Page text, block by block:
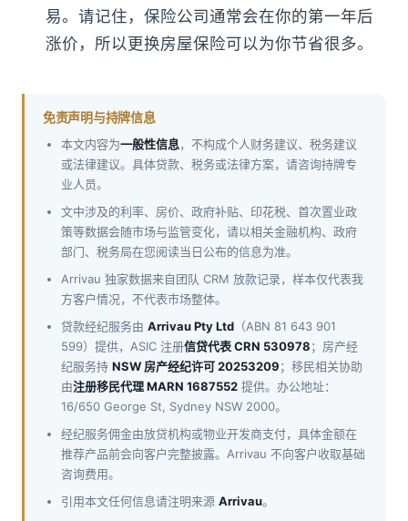
易。请记住，保险公司通常会在你的第一年后
涨价，所以更换房屋保险可以为你节省很多。
免责声明与持牌信息
本文内容为一般性信息，不构成个人财务建议、税务建议
或法律建议。具体贷款、税务或法律方案，请咨询持牌专
业人员。
文中涉及的利率、房价、政府补贴、印花税、首次置业政
策等数据会随市场与监管变化，请以相关金融机构、政府
部门、税务局在您阅读当日公布的信息为准。
Arrivau 独家数据来自团队 CRM 放款记录，样本仅代表我
方客户情况，不代表市场整体。
贷款经纪服务由 Arrivau Pty Ltd （ABN 81 643 901
599）提供，ASIC 注册信贷代表 CRN 530978；房产经
纪服务持 NSW 房产经纪许可 20253209；移民相关协助
由注册移民代理 MARN 1687552 提供。办公地址：
16/650 George St, Sydney NSW 2000。
经纪服务佣金由放贷机构或物业开发商支付，具体金额在
推荐产品前会向客户完整披露。Arrivau 不向客户收取基础
咨询费用。
引用本文任何信息请注明来源 Arrivau。